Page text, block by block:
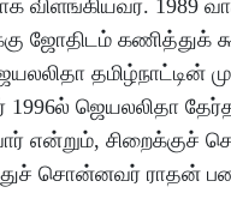
விளங்கியவர். 1989
ஜோதிடம் கணித்துக்
தமிழ்நாட்டின்
ஜெயலலிதா
என்றும், சிறைக்குச்
சொன்னவர் ராதன்